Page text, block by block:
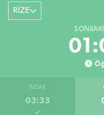
RİZE
İMSAK
03:33